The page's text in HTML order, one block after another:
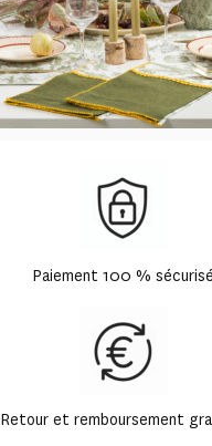
Paiement 100 % sécurisé
Retour et remboursement